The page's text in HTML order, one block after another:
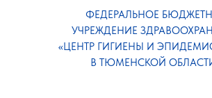
ФЕДЕРАЛЬНОЕ
УЧРЕЖДЕНИЕ
«ЦЕНТР ГИГИЕНЫ И
В ТЮМЕНСКОЙ